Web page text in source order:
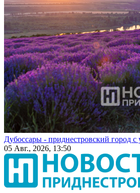
Дубоссары - приднестровский город с
05 Авг., 2026, 13:50